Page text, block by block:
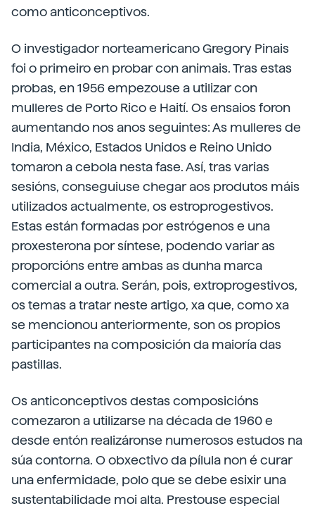
como anticonceptivos.
O investigador norteamericano Gregory Pinais
foi o primeiro en probar con animais. Tras estas
probas, en 1956 empezouse a utilizar con
mulleres de Porto Rico e Haití. Os ensaios foron
aumentando nos anos seguintes: As mulleres de
India, México, Estados Unidos e Reino Unido
tomaron a cebola nesta fase. Así, tras varias
sesións, conseguiuse chegar aos produtos máis
utilizados actualmente, os estroprogestivos.
Estas están formadas por estrógenos e una
proxesterona por síntese, podendo variar as
proporcións entre ambas as dunha marca
comercial a outra. Serán, pois, extroprogestivos,
os temas a tratar neste artigo, xa que, como xa
se mencionou anteriormente, son os propios
participantes na composición da maioría das
pastillas.
Os anticonceptivos destas composicións
comezaron a utilizarse na década de 1960 e
desde entón realizáronse numerosos estudos na
súa contorna. O obxectivo da pílula non é curar
una enfermidade, polo que se debe esixir una
sustentabilidade moi alta. Prestouse especial